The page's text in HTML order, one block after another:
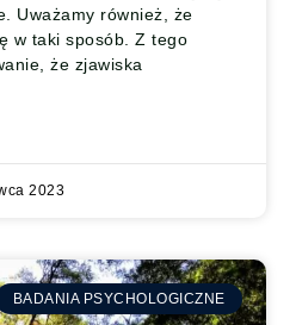
Uważamy również, że
w taki sposób. Z tego
że zjawiska
2023
BADANIA PSYCHOLOGICZNE